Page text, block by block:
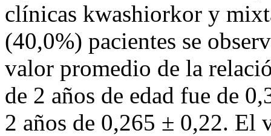
clínicas kwashiorkor y
(40,0%) pacientes se
valor promedio de la
de 2 años de edad fue de
2 años de 0,265 ± 0,22. El